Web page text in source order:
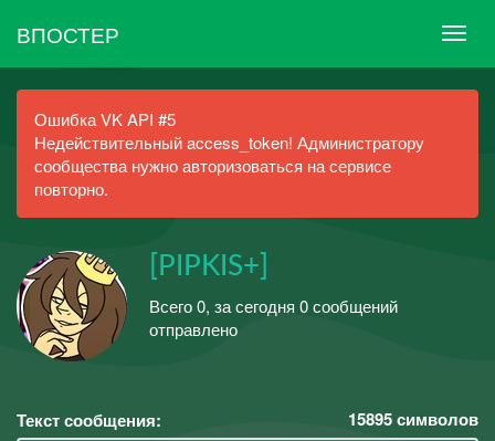
ВПОСТЕР
Ошибка VK API #5
Недействительный access_token! Администратору
сообщества нужно авторизоваться на сервисе
повторно.
[PIPKIS+]
Всего 0, за сегодня 0 сообщений
отправлено
Текст сообщения: 15895символов